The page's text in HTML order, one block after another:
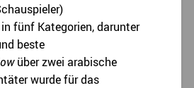
fünf Kategorien, darunter
beste
über zwei arabische
wurde für das